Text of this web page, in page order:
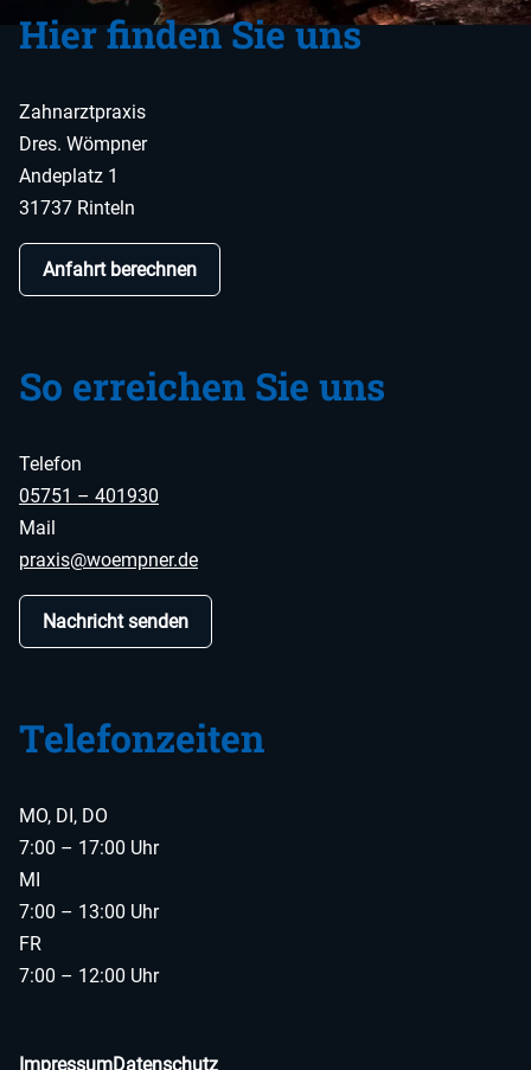
Hier finden Sie uns
Zahnarztpraxis
Dres. Wömpner
Andeplatz 1
31737 Rinteln
Anfahrt berechnen
So erreichen Sie uns
Telefon
05751 – 401930
Mail
praxis@woempner.de
Nachricht senden
Telefonzeiten
MO, DI, DO
7:00 – 17:00 Uhr
MI
7:00 – 13:00 Uhr
FR
7:00 – 12:00 Uhr
ImpressumDatenschutz